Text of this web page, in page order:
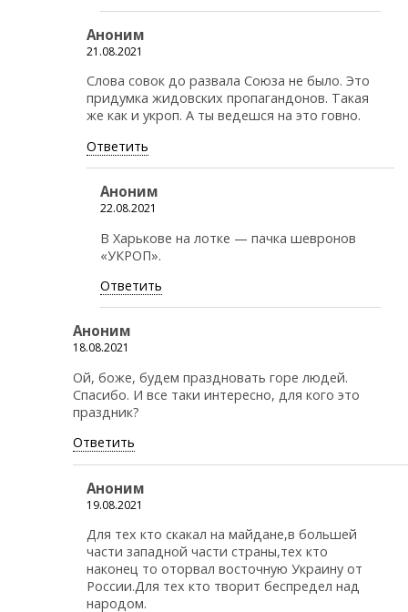
Аноним
21.08.2021
Слова совок до развала Союза не было. Это
придумка жидовских пропагандонов. Такая
же как и укроп. А ты ведешся на это говно.
Ответить
Аноним
22.08.2021
В Харькове на лотке — пачка шевронов
«УКРОП».
Ответить
Аноним
18.08.2021
Ой, боже, будем праздновать горе людей.
Спасибо. И все таки интересно, для кого это
праздник?
Ответить
Аноним
19.08.2021
Для тех кто скакал на майдане,в большей
части западной части страны,тех кто
наконец то оторвал восточную Украину от
России.Для тех кто творит беспредел над
народом.